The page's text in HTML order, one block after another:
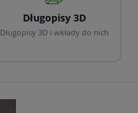
Długopisy 3D
Długopisy 3D i wkłady do nich